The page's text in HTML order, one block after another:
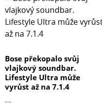
Bose překopalo svůj
vlajkový soundbar.
Lifestyle Ultra může
vyrůst až na 7.1.4